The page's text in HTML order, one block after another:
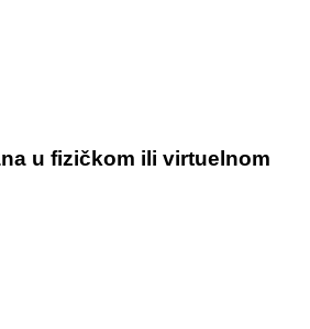
u fizičkom ili virtuelnom